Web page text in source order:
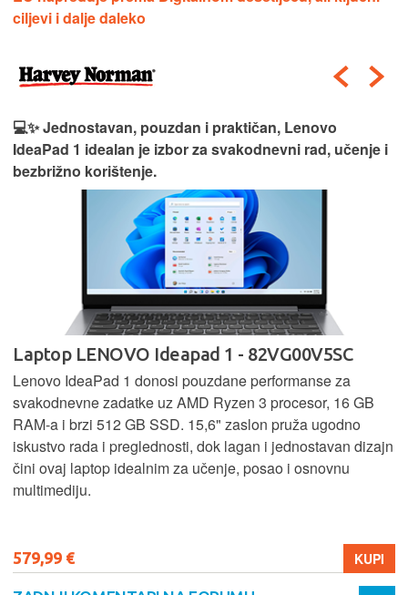
ciljevi i dalje daleko
💻✨ Jednostavan, pouzdan i praktičan, Lenovo
IdeaPad 1 idealan je izbor za svakodnevni rad, učenje i
bezbrižno korištenje.
Laptop LENOVO Ideapad 1 - 82VG00V5SC
Lenovo IdeaPad 1 donosi pouzdane performanse za
svakodnevne zadatke uz AMD Ryzen 3 procesor, 16 GB
RAM-a i brzi 512 GB SSD. 15,6" zaslon pruža ugodno
iskustvo rada i preglednosti, dok lagan i jednostavan dizajn
čini ovaj laptop idealnim za učenje, posao i osnovnu
multimediju.
579,99 € KUPI